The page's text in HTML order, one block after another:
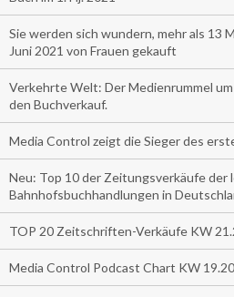
Sie werden sich wundern, mehr als 13
Juni 2021 von Frauen gekauft
Verkehrte Welt: Der Medienrummel
den Buchverkauf.
Media Control zeigt die Sieger des
Neu: Top 10 der Zeitungsverkäufe der
Bahnhofsbuchhandlungen in
TOP 20 Zeitschriften-Verkäufe KW
Media Control Podcast Chart KW